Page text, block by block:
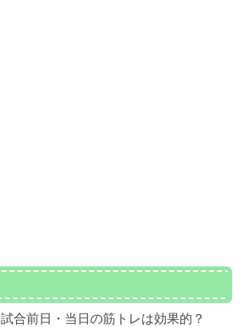
試合前日・当日の筋トレは効果的？